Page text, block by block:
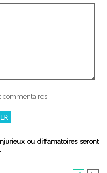
commentaires
ou diffamatoires seront